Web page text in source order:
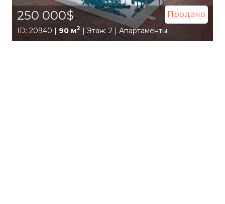
250 000$ Продано
ID: 20940 | 90 м2| Этаж: 2 | Апартаменты